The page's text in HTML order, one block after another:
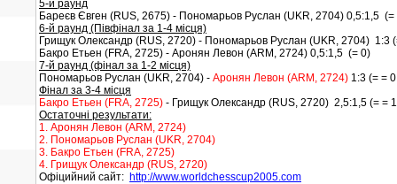
5-й раунд
Бареєв Євген (RUS, 2675) - Пономарьов Руслан (UKR, 2704) 0,5:1,5 (=
6-й раунд (Півфінал за 1-4 місця)
Грищук Олександр (RUS, 2720) - Пономарьов Руслан (UKR, 2704) 1:3
Бакро Етьен (FRA, 2725) - Аронян Левон (ARM, 2724) 0,5:1,5 (= 0)
7-й раунд (фінал за 1-2 місця)
Пономарьов Руслан (UKR, 2704) - Аронян Левон (ARM, 2724) 1:3 (= =
Фінал за 3-4 місця
Бакро Етьен (FRA, 2725) - Грищук Олександр (RUS, 2720) 2,5:1,5 (= =
Остаточні результати:
1. Аронян Левон (ARM, 2724)
2. Пономарьов Руслан (UKR, 2704)
3. Бакро Етьен (FRA, 2725)
4. Грищук Олександр (RUS, 2720)
Офіцийний сайт: http://www.worldchesscup2005.com